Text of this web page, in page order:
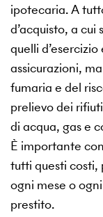
ipotecaria. A
d’acquisto, a
quelli
assicurazioni,
fumaria e del
prelievo dei
di acqua, gas e
È importante
tutti questi costi,
ogni mese o
prestito.